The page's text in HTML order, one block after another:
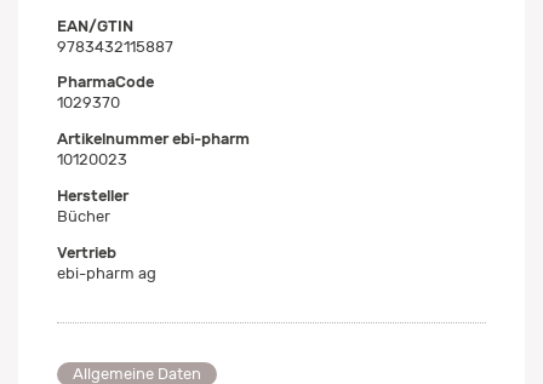
EAN/GTIN
9783432115887
PharmaCode
1029370
Artikelnummer ebi-pharm
10120023
Hersteller
Bücher
Vertrieb
ebi-pharm ag
Allgemeine Daten